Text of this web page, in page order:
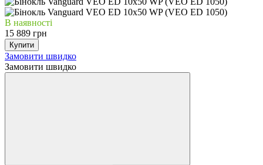
В наявності
15 889 грн
Купити
Замовити швидко
Замовити швидко